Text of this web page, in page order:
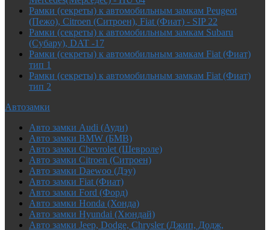
Рамки (секреты) к автомобильным замкам Peugeot
(Пежо), Citroen (Ситроен), Fiat (Фиат) - SIP 22
Рамки (секреты) к автомобильным замкам Subaru
(Субару), DAT -17
Рамки (секреты) к автомобильным замкам Fiat (Фиат)
тип 1
Рамки (секреты) к автомобильным замкам Fiat (Фиат)
тип 2
Автозамки
Авто замки Audi (Ауди)
Авто замки BMW (БМВ)
Авто замки Chevrolet (Шевроле)
Авто замки Citroen (Ситроен)
Авто замки Daewoo (Дэу)
Авто замки Fiat (Фиат)
Авто замки Ford (Форд)
Авто замки Honda (Хонда)
Авто замки Hyundai (Хюндай)
Авто замки Jeep, Dodge, Chrysler (Джип, Додж,